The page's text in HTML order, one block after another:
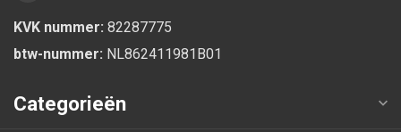
KVK nummer: 82287775
btw-nummer: NL862411981B01
Categorieën